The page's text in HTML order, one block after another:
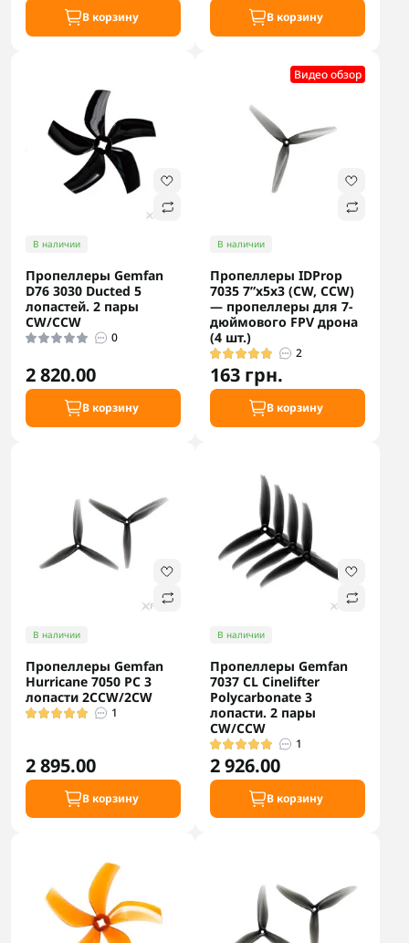
В корзину В корзину
В наличии
Пропеллеры Gemfan
D76 3030 Ducted 5
лопастей. 2 пары
CW/CCW
0
2 820.00
В корзину
Видео обзор
В наличии
Пропеллеры IDProp
7035 7”x5x3 (CW, CCW)
— пропеллеры для 7-
дюймового FPV дрона
(4 шт.)
2
163 грн.
В корзину
В наличии
Пропеллеры Gemfan
Hurricane 7050 PC 3
лопасти 2CCW/2CW
1
2 895.00
В корзину
В наличии
Пропеллеры Gemfan
7037 CL Cinelifter
Polycarbonate 3
лопасти. 2 пары
CW/CCW
1
2 926.00
В корзину